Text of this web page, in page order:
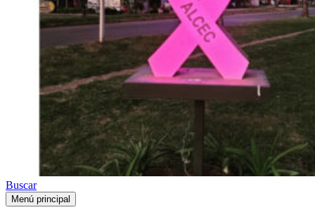
Buscar
Menú principal